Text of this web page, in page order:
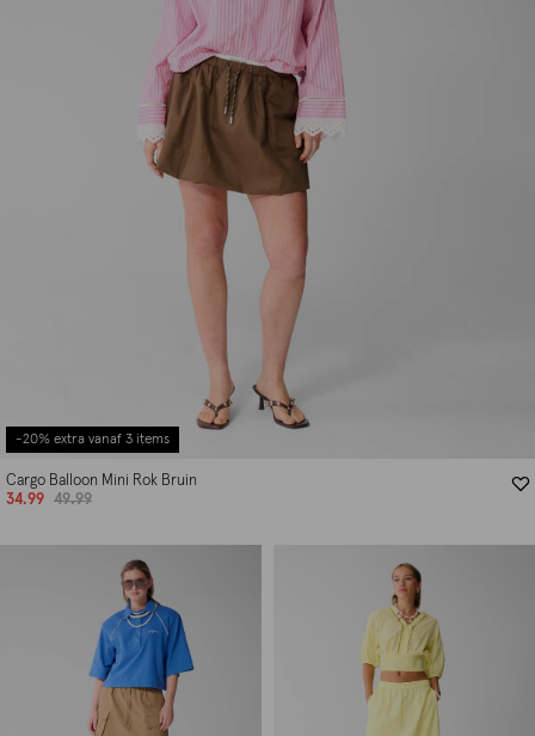
-20% extra vanaf 3 items
Cargo Balloon Mini Rok Bruin
34.99
49.99